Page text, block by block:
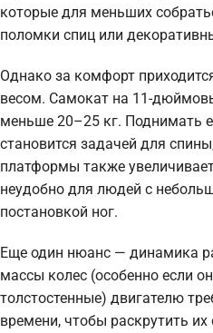
которые для меньших
поломки спиц или
Однако за комфорт
весом. Самокат на 11-
меньше 20–25 кг. Поднимать
становится задачей для
платформы также
неудобно для людей с
постановкой ног.
Еще один нюанс — динамика
массы колес (особенно если
толстостенные) двигателю
времени, чтобы раскрутить